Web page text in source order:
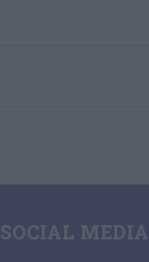
SOCIAL MEDIA